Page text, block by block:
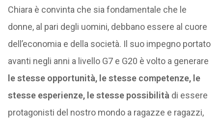
Chiara è convinta che sia fondamentale che le
donne, al pari degli uomini, debbano essere al cuore
dell’economia e della società. Il suo impegno portato
avanti negli anni a livello G7 e G20 è volto a generare
le stesse opportunità, le stesse competenze, le
stesse esperienze, le stesse possibilità di essere
protagonisti del nostro mondo a ragazze e ragazzi,